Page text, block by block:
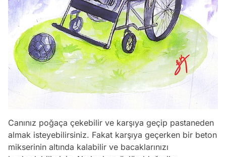
Canınız poğaça çekebilir ve karşıya geçip pastaneden
almak isteyebilirsiniz. Fakat karşıya geçerken bir beton
mikserinin altında kalabilir ve bacaklarınızı